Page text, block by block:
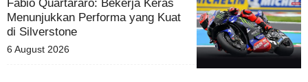
Fabio Quartararo: Bekerja Keras
Menunjukkan Performa yang Kuat
di Silverstone
6 August 2026